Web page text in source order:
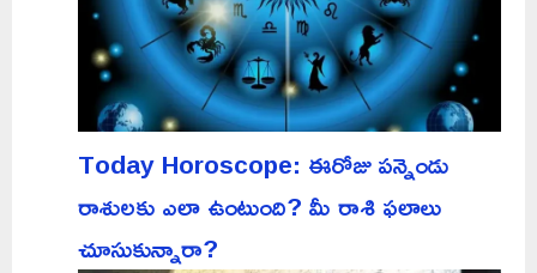
Today Horoscope: ఈరోజు పన్నెండు
రాశులకు ఎలా ఉంటుంది? మీ రాశి ఫలాలు
చూసుకున్నారా?